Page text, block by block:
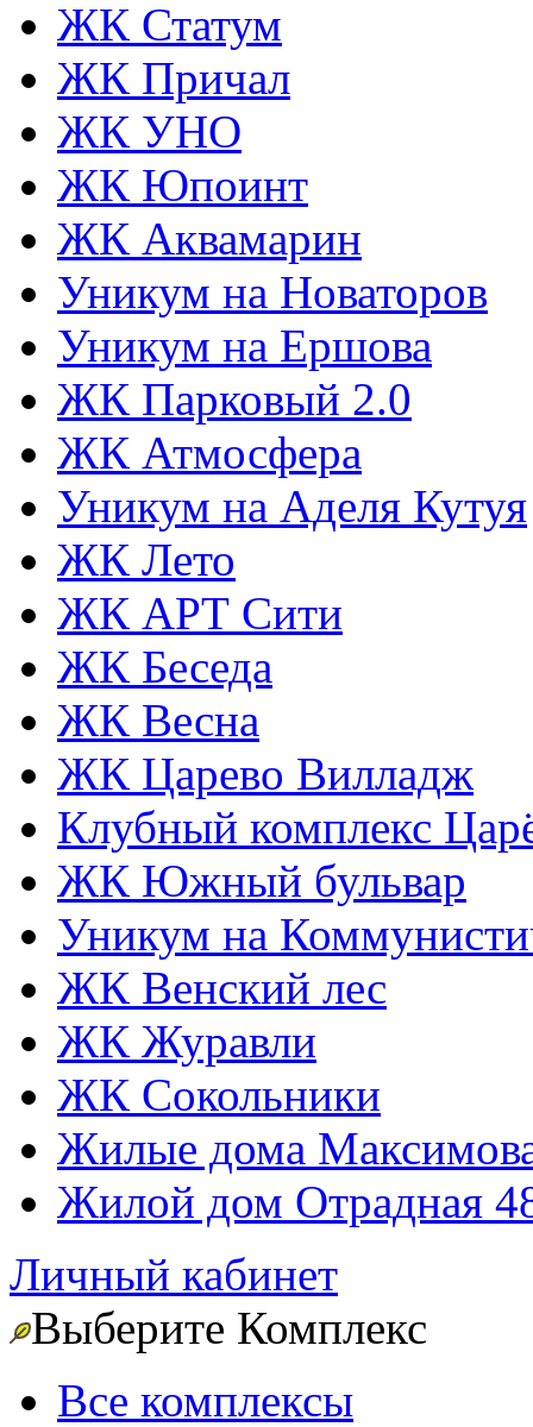
ЖК Статум
ЖК Причал
ЖК УНО
ЖК Юпоинт
ЖК Аквамарин
Уникум на Новаторов
Уникум на Ершова
ЖК Парковый 2.0
ЖК Атмосфера
Уникум на Аделя Кутуя
ЖК Лето
ЖК АРТ Сити
ЖК Беседа
ЖК Весна
ЖК Царево Вилладж
Клубный комплекс
ЖК Южный бульвар
Уникум на
ЖК Венский лес
ЖК Журавли
ЖК Сокольники
Жилые дома
Жилой дом Отрадная
Личный кабинет
Выберите Комплекс
Все комплексы